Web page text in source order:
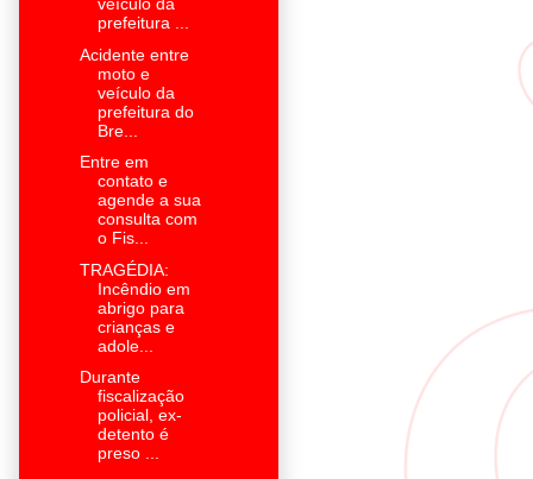
veículo da
prefeitura ...
Acidente entre
moto e
veículo da
prefeitura do
Bre...
Entre em
contato e
agende a sua
consulta com
o Fis...
TRAGÉDIA:
Incêndio em
abrigo para
crianças e
adole...
Durante
fiscalização
policial, ex-
detento é
preso ...